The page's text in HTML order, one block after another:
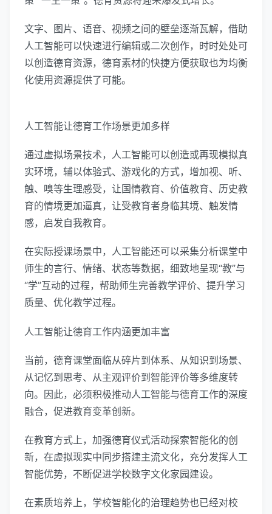
文字、图片、语音、视频之间的壁垒逐渐瓦解，借助
人工智能可以快速进行编辑或二次创作，时时处处可
以创造德育资源，德育素材的快捷方便获取也为均衡
化使用资源提供了可能。
人工智能让德育工作场景更加多样
通过虚拟场景技术，人工智能可以创造或再现模拟真
实环境，辅以体验式、游戏化的方式，增加视、听、
触、嗅等生理感受，让国情教育、价值教育、历史教
育的情境更加逼真，让受教育者身临其境、触发情
感，启发自我教育。
在实际授课场景中，人工智能还可以采集分析课堂中
师生的言行、情绪、状态等数据，细致地呈现“教”与
“学”互动的过程，帮助师生完善教学评价、提升学习
质量、优化教学过程。
人工智能让德育工作内涵更加丰富
当前，德育课堂面临从碎片到体系、从知识到场景、
从记忆到思考、从主观评价到智能评价等多维度转
向。因此，必须积极推动人工智能与德育工作的深度
融合，促进教育变革创新。
在教育方式上，加强德育仪式活动探索智能化的创
新，在虚拟现实中同步搭建主流文化，充分发挥人工
智能优势，不断促进学校数字文化家园建设。
在素质培养上，学校智能化的治理趋势也已经对校